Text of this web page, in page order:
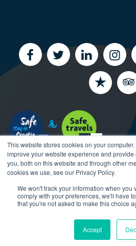
This website stores cookies on your
improve your website experience and
you, both on this website and through other
cookies we use, see our Privacy Policy.
We won't track your information when you
comply with your preferences, we'll have
that you're not asked to make this choice
Accept
Copyright CroatiaCharter.com,
reserved.